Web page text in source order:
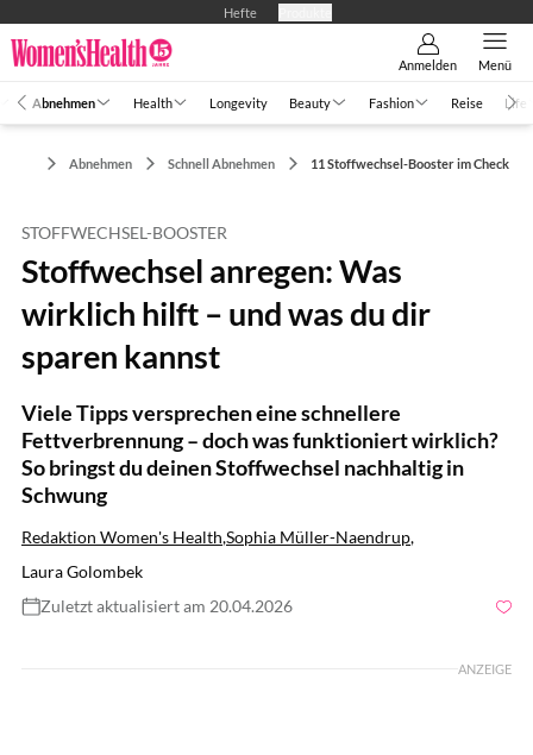
Hefte
Anmelden Menü
Abnehmen Health Longevity Beauty Fashion Reise Life
Abnehmen Schnell Abnehmen 11 Stoffwechsel-Booster im Check
STOFFWECHSEL-BOOSTER
Stoffwechsel anregen: Was
wirklich hilft – und was du dir
sparen kannst
Viele Tipps versprechen eine schnellere
Fettverbrennung – doch was funktioniert wirklich?
So bringst du deinen Stoffwechsel nachhaltig in
Schwung
Redaktion Women's Health,Sophia Müller-Naendrup,
Laura Golombek
Zuletzt aktualisiert am 20.04.2026
Foto: gettyimages/Daniel de la Hoz
ANZEIGE